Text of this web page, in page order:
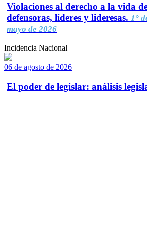
Violaciones al derecho a la vida
defensoras, líderes y lideresas. 1°
mayo de 2026
Incidencia Nacional
06 de agosto de 2026
El poder de legislar: análisis